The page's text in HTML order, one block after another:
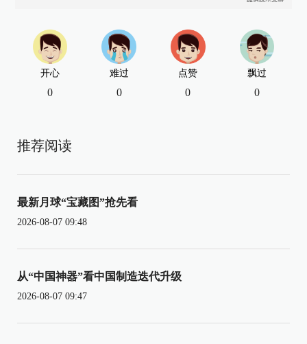
开心
0
难过
0
点赞
0
飘过
0
推荐阅读
最新月球“宝藏图”抢先看
2026-08-07 09:48
从“中国神器”看中国制造迭代升级
2026-08-07 09:47